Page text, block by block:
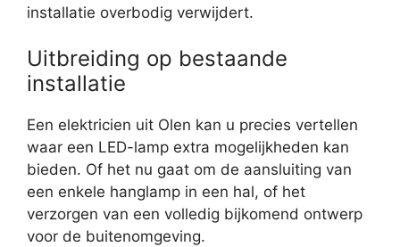
installatie overbodig verwijdert.
Uitbreiding op bestaande
installatie
Een elektricien uit Olen kan u precies vertellen
waar een LED-lamp extra mogelijkheden kan
bieden. Of het nu gaat om de aansluiting van
een enkele hanglamp in een hal, of het
verzorgen van een volledig bijkomend ontwerp
voor de buitenomgeving.